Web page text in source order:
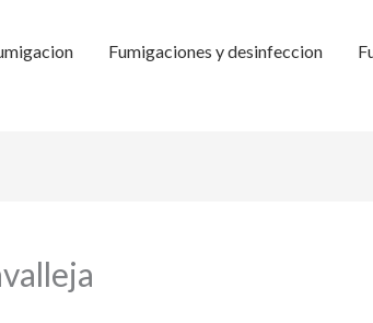
Fumigaciones y desinfeccion